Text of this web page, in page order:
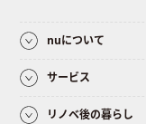
nuについて
サービス
リノベ後の暮らし